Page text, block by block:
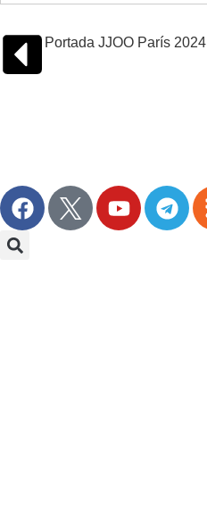
Portada JJOO París 2024